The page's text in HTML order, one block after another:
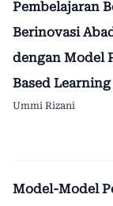
Pembelajaran
Berinovasi
dengan Model
Based
Ummi Rizani
Model-Model